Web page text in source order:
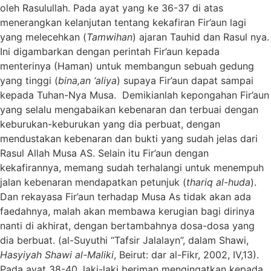
oleh Rasulullah. Pada ayat yang ke 36-37 di atas
menerangkan kelanjutan tentang kekafiran Fir’aun lagi
yang melecehkan (Tamwihan) ajaran Tauhid dan Rasul nya.
Ini digambarkan dengan perintah Fir’aun kepada
menterinya (Haman) untuk membangun sebuah gedung
yang tinggi (bina,an ‘aliya) supaya Fir’aun dapat sampai
kepada Tuhan-Nya Musa. Demikianlah kepongahan Fir’aun
yang selalu mengabaikan kebenaran dan terbuai dengan
keburukan-keburukan yang dia perbuat, dengan
mendustakan kebenaran dan bukti yang sudah jelas dari
Rasul Allah Musa AS. Selain itu Fir’aun dengan
kekafirannya, memang sudah terhalangi untuk menempuh
jalan kebenaran mendapatkan petunjuk (thariq al-huda).
Dan rekayasa Fir’aun terhadap Musa As tidak akan ada
faedahnya, malah akan membawa kerugian bagi dirinya
nanti di akhirat, dengan bertambahnya dosa-dosa yang
dia berbuat. (al-Suyuthi “Tafsir Jalalayn”, dalam Shawi,
Hasyiyah Shawi al-Maliki, Beirut: dar al-Fikr, 2002, IV,13).